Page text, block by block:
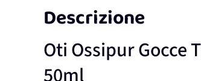
Descrizione
Oti Ossipur Gocce